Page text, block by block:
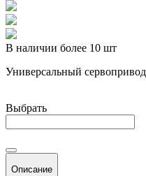
В наличии более 10 шт
Универсальный
Выбрать
Описание